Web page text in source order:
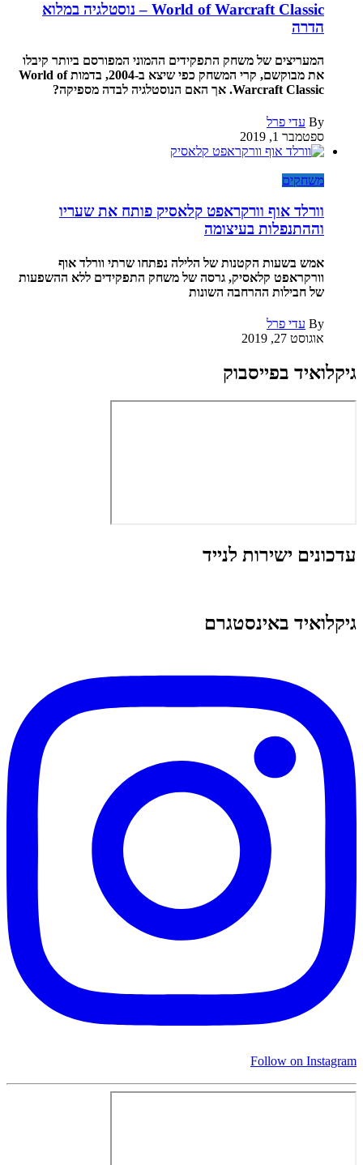
World of Warcraft Classic – נוסטלגיה במלוא
הדרה
המעריצים של משחק התפקידים ההמוני המפורסם ביותר קיבלו
את מבוקשם, קרי המשחק כפי שיצא ב-2004, בדמות World of
Warcraft Classic. אך האם הנוסטלגיה לבדה מספיקה?
By עדי פרל
ספטמבר 1, 2019
משחקים
וורלד אוף וורקראפט קלאסיק פותח את שעריו
וההתנפלות בעיצומה
אמש בשעות הקטנות של הלילה נפתחו שרתי וורלד אוף
וורקראפט קלאסיק, גרסה של משחק התפקידים ללא ההשפעות
של חבילות ההרחבה השונות
By עדי פרל
אוגוסט 27, 2019
גיקלואיד בפייסבוק
עדכונים ישירות לנייד
גיקלואיד באינסטגרם
Follow on Instagram